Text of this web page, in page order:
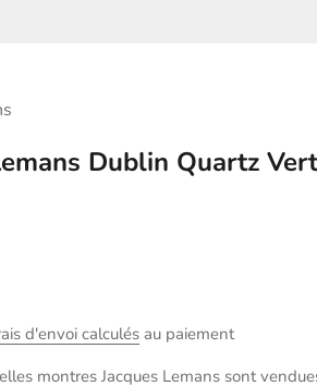
Dublin Quartz Vert
d'envoi calculés au paiement
montres Jacques Lemans sont